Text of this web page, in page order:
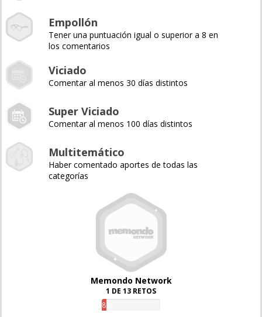
Empollón
Tener una puntuación igual o superior a 8 en
los comentarios
Viciado
Comentar al menos 30 días distintos
Super Viciado
Comentar al menos 100 días distintos
Multitemático
Haber comentado aportes de todas las
categorías
Memondo Network
1 DE 13 RETOS
8%